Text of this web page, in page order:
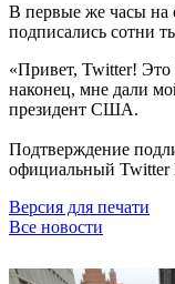
В первые же часы на
подписались сотни
«Привет, Twitter! Это
наконец, мне дали
президент США.
Подтверждение
официальный Twitter
Версия для печати
Все новости